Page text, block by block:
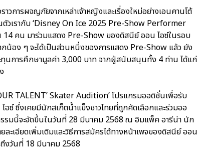
การผจญภัยจากเหล่าเจ้าหญิงและเรื่องใหม่อย่างเอนคานโต้
วเรากับ ‘Disney On Ice 2025 Pre-Show Performer
14 คน มาร่วมแสดง Pre-Show ของดิสนีย์ ออน ไอซ์ในรอบ
น้อง ๆ จะได้เป็นส่วนหนึ่งของการแสดง Pre-Show แล้ว ยัง
นการศึกษามูลค่า 3,000 บาท จากผู้สนับสนุนทั้ง 4 ท่าน ได้แก่
TALENT’ Skater Audition’ โปรแกรมออดิชั่นเพื่อรับ
ซ์ ซึ่งเคยมีนักสเก็ตน้ำแข็งชาวไทยที่ถูกคัดเลือกและร่วมออ
รรมนี้จะจัดขึ้นในวันที่ 28 มีนาคม 2568 ณ อิมแพ็ค อารีน่า นัก
ละเอียดเพิ่มเติมและวิธีการสมัครได้ทางหน้าเพจของดิสนีย์ ออน
ถึงวันที่ 18 มีนาคม 2568